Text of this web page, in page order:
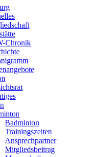
Chronik
Badminton
Trainingszeiten
Ansprechpartner
Mitgliedsbeitrag